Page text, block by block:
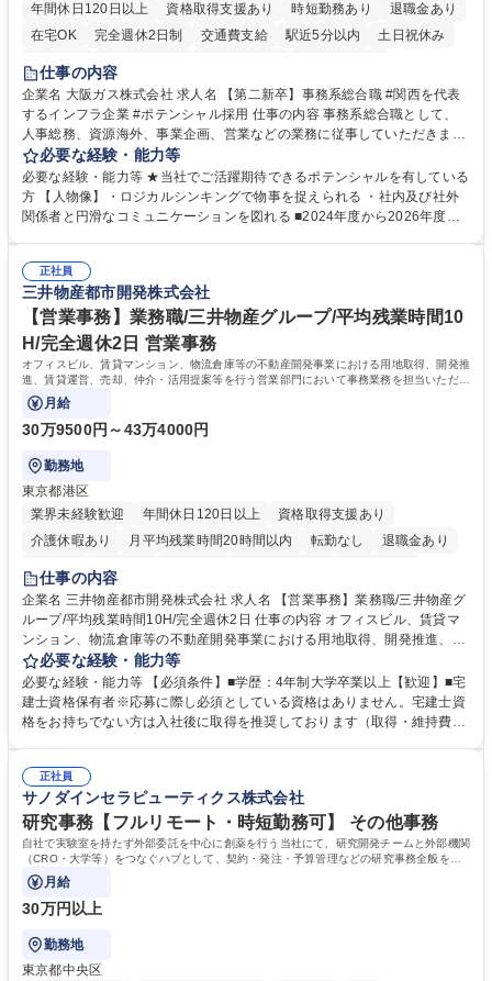
年間休日120日以上
資格取得支援あり 時短勤務あり
退職金あり
在宅OK
完全週休2日制 交通費支給 駅近5分以内
土日祝休み
服装自由
第二新卒歓迎
仕事の内容
企業名 大阪ガス株式会社 求人名 【第二新卒】事務系総合職 #関西を代表
するインフラ企業 #ポテンシャル採用 仕事の内容 事務系総合職として、
人事総務、資源海外、事業企画、営業などの業務に従事していただきま
す。 【業務内容の一例】■所属事業部の勤労業務 ■海外に関係する各種業
務 ■営業部門の企画スタッフ、ルート営業 【キャリアパス】入社後の配属
ポジションで一定期間ご活躍頂いた後、本人の適性及び将来のキャリアを
鑑みてジョブローテーションを行います。 【育成】OJTでの現場育成や研
表するインフラ企業 #ポテンシャル採用
必要な経験・能力等
必要な経験・能力等 ★当社でご活躍期待できるポテンシャルを有している
方 【人物像】・ロジカルシンキングで物事を捉えられる ・社内及び社外
関係者と円滑なコミュニケーションを図れる ■2024年度から2026年度ま
72.html ■エネルギーセキュリティの不安定化や気候変動による自然災害の
甚大化など、これまで以上に社会課題解決の重要性が高まっています。
「未来の日常」の創造に向けて持続可能な社会の実現に貢献してまいりま
す。 学歴・資格 学歴：大学院 大学 語学力： 資格：
正社員
三井物産都市開発株式会社
【営業事務】業務職/三井物産グループ/平均残業時間10
H/完全週休2日 営業事務
オフィスビル、賃貸マンション、物流倉庫等の不動産開発事業における用地取得、開発推
進、賃貸運営、売却、仲介・活用提案等を行う営業部門において事務業務を担当いただき
ます。
月給
30万9500円～43万4000円
勤務地
東京都港区
業界未経験歓迎
年間休日120日以上
資格取得支援あり
介護休暇あり
月平均残業時間20時間以内 転勤なし
退職金あり
在宅OK
賞与あり
駅近5分以内
土日祝休み 寮・社宅あり
仕事の内容
企業名 三井物産都市開発株式会社 求人名 【営業事務】業務職/三井物産グ
ループ/平均残業時間10H/完全週休2日 仕事の内容 オフィスビル、賃貸マ
ンション、物流倉庫等の不動産開発事業における用地取得、開発推進、賃
貸運営、売却、仲介・活用提案等を行う営業部門において事務業務を担当
いただきます。 【詳細】・契約書管理、契約書製本、捺印対応、ファイリ
ング、登記簿取得、調書取得・支払業務（各種費用支払、支払管理、請
求・支払データ登録、取引先マスター申請対応）・予算作成及び予実管
の他に担当頂く業務が発生する場合があります。 募集職種 【営業事務】
業務職/三井物産グループ/平均残業時間10H/完全週休2日
必要な経験・能力等
必要な経験・能力等 【必須条件】■学歴：4年制大学卒業以上【歓迎】■宅
建士資格保有者※応募に際し必須としている資格はありません。宅建士資
格をお持ちでない方は入社後に取得を推奨しております（取得・維持費用
ション力がある方。 ・チャレンジを厭わず、粘り強く業務に取り組める
方。多様な関係者と謙虚に信頼関係を構築でき、期限を意識したスケジュ
ール管理が出来る方。※将来的に他部署（営業部門、コーポレート部門）
へのジョブローテーションの可能性があります。 学歴・資格 学歴：大学
院 大学 語学力： 資格：宅地建物取引士
正社員
サノダインセラピューティクス株式会社
研究事務【フルリモート・時短勤務可】 その他事務
自社で実験室を持たず外部委託を中心に創薬を行う当社にて、研究開発チームと外部機関
（CRO・大学等）をつなぐハブとして、契約・発注・予算管理などの研究事務全般をお
任せします。
月給
30万円以上
勤務地
東京都中央区